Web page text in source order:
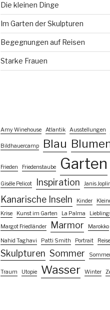
Die kleinen Dinge
Im Garten der Skulpturen
Begegnungen auf Reisen
Starke Frauen
Amy Winehouse Atlantik Ausstellungen
Bildhauercamp Blau
Frieden Friedenstaube Garten
Gisèle Pelicot Inspiration Janis
Kanarische Inseln Kinder
Krise Kunst im Garten La Palma
Margot Friedländer
Marmor Marokko
Nahid Taghavi Patti Smith Portrait
Skulpturen Sommer
Traum Utopie Wasser Winter